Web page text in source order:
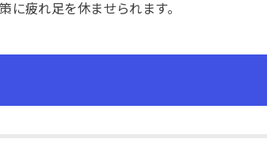
に疲れ足を休ませられます。